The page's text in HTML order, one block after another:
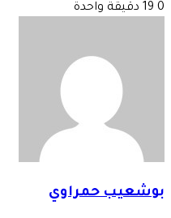
0
دقيقة واحدة
بوشعيب حمراوي